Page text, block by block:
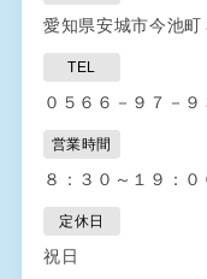
愛知県安城市今池町
TEL
０５６６－９７－９
営業時間
８：３０～１９：
定休日
祝日